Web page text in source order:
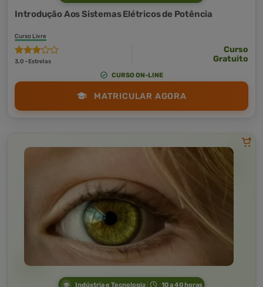
Introdução Aos Sistemas Elétricos de Potência
Curso Livre
3,0 · Estrelas
Curso
Gratuito
CURSO ON-LINE
MATRICULAR AGORA
Indústria e Tecnologia 10 a 40 horas